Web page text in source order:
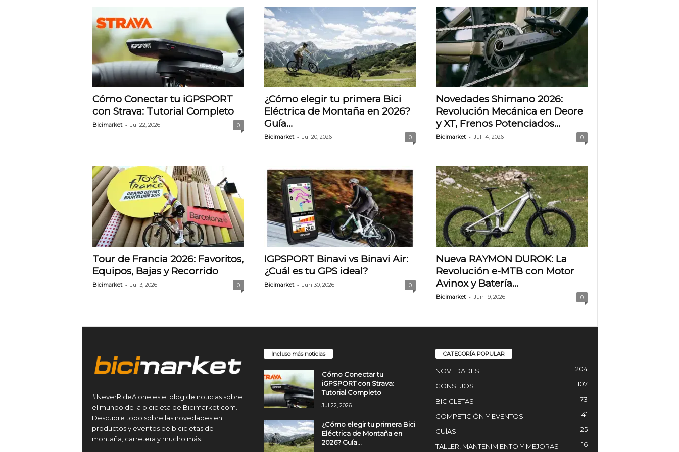
Cómo Conectar tu iGPSPORT
con Strava: Tutorial Completo
Bicimarket - Jul 22, 2026 0
¿Cómo elegir tu primera Bici
Eléctrica de Montaña en 2026?
Guía...
Bicimarket - Jul 20, 2026 0
Novedades Shimano 2026:
Revolución Mecánica en Deore
y XT, Frenos Potenciados...
Bicimarket - Jul 14, 2026 0
Tour de Francia 2026: Favoritos,
Equipos, Bajas y Recorrido
Bicimarket - Jul 3, 2026 0
IGPSPORT Binavi vs Binavi Air:
¿Cuál es tu GPS ideal?
Bicimarket - Jun 30, 2026 0
Nueva RAYMON DUROK: La
Revolución e-MTB con Motor
Avinox y Batería...
Bicimarket - Jun 19, 2026 0
#NeverRideAlone es el blog de noticias sobre
el mundo de la bicicleta de Bicimarket.com.
Descubre todo sobre las novedades en
productos y eventos de bicicletas de
montaña, carretera y mucho más.
Incluso más noticias
Cómo Conectar tu
iGPSPORT con Strava:
Tutorial Completo
Jul 22, 2026
¿Cómo elegir tu primera Bici
Eléctrica de Montaña en
2026? Guía...
CATEGORÍA POPULAR
NOVEDADES 204
CONSEJOS 107
BICICLETAS 73
COMPETICIÓN Y EVENTOS 41
GUÍAS 25
TALLER, MANTENIMIENTO Y MEJORAS 16